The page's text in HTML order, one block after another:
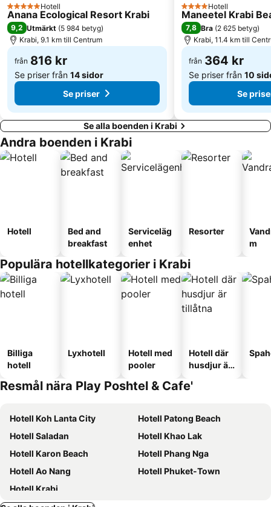
5 StjärnorHotell
Anana Ecological Resort Krabi
9,2 Utmärkt (5 984 betyg)
Krabi, 9.1 km till Centrum
från 816 kr
Se priser från 14 sidor
Se priser
4 Stjärnor
Hotell
Maneetel Krabi
7,8 Bra (2 625 betyg)
Krabi, 11.4 km till
från 364 kr
Se priser från 10
Se
Se alla boenden i Krabi
Andra boenden i Krabi
Hotell
Bed and
breakfast
Serviceläg
enhet
Resorter
m
Populära hotellkategorier i Krabi
Billiga
hotell
Lyxhotell
Hotell med
pooler
Hotell där
husdjur är
Resmål nära Play Poshtel & Cafe'
Hotell Koh Lanta City
Hotell Patong Beach
Hotell Saladan
Hotell Khao Lak
Hotell Karon Beach
Hotell Phang Nga
Hotell Ao Nang
Hotell Phuket-Town
Hotell Krabi